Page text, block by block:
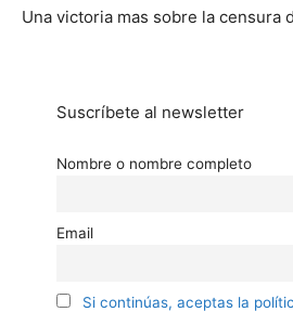
Una victoria mas sobre la censura
Suscríbete al newsletter
Nombre o nombre completo
Email
Si continúas, aceptas la